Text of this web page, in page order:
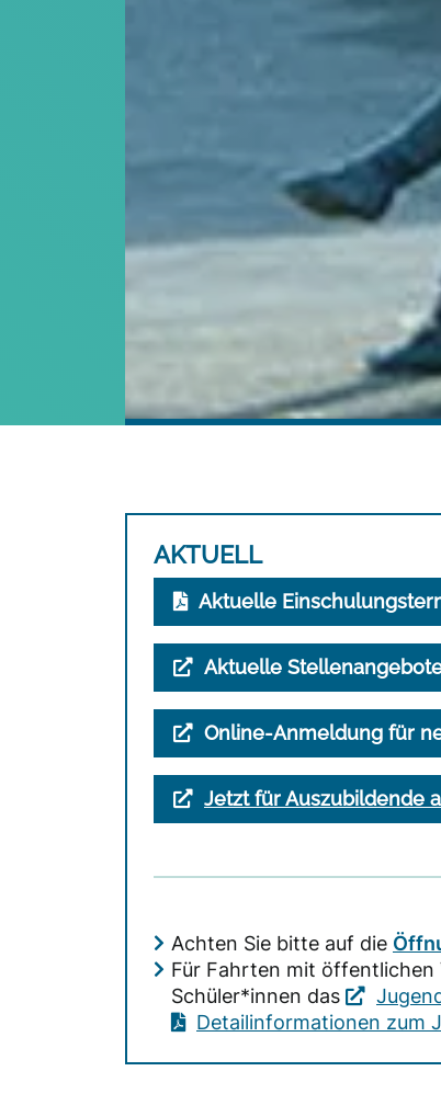
AKTUELL
Aktuelle
Aktuelle
Online-Anmeldung für
Jetzt für Auszubildende
Achten Sie bitte auf die
Für Fahrten mit öffentlichen
Schüler*innen das
Detailinformationen zum